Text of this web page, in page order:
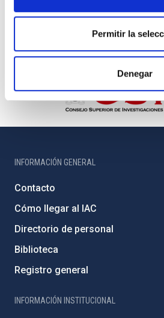
Permitir la
Denegar
INFORMACIÓN GENERAL
Contacto
Cómo llegar al IAC
Directorio de personal
Biblioteca
Registro general
INFORMACIÓN INSTITUCIONAL